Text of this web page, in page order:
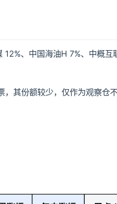
、中国海油H 7%、中概
其份额较少，仅作为观察仓不